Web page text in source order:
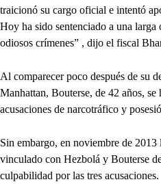
traicionó su cargo oficial e intentó
Hoy ha sido sentenciado a una larga
odiosos crímenes” , dijo el fiscal
Al comparecer poco después de su
Manhattan, Bouterse, de 42 años,
acusaciones de narcotráfico y
Sin embargo, en noviembre de
vinculado con Hezbolá y Bouterse
culpabilidad por las tres acusaciones.